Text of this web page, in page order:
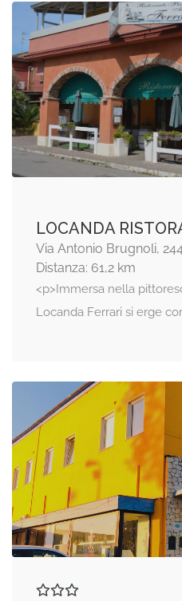
LOCANDA
Via Antonio Brugnoli,
Distanza: 61,2 km
<p>Immersa nella
Locanda Ferrari si erge